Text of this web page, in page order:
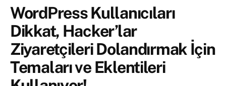
WordPress Kullanıcıları
Dikkat, Hacker’lar
Ziyaretçileri Dolandırmak İçin
Temaları ve Eklentileri